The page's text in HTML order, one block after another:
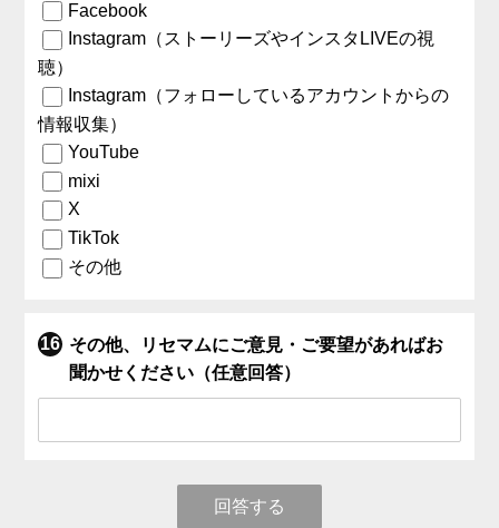
Facebook
Instagram（ストーリーズやインスタLIVEの視
聴）
Instagram（フォローしているアカウントからの
情報収集）
YouTube
mixi
X
TikTok
その他
その他、リセマムにご意見・ご要望があればお
聞かせください（任意回答）
回答する